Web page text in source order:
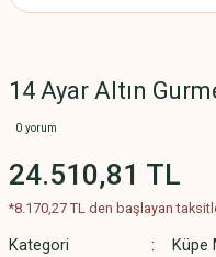
14 Ayar Altın
0 yorum
24.510,81 TL
*8.170,27 TL den başlayan
Kategori Küpe